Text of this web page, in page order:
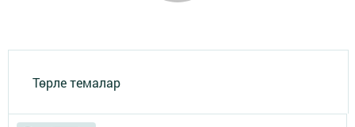
Төрле темалар